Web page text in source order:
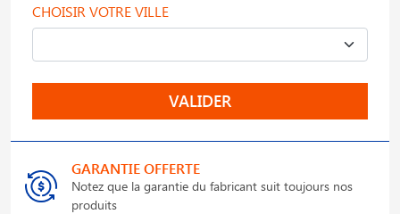
CHOISIR VOTRE VILLE
VALIDER
GARANTIE OFFERTE
Notez que la garantie du fabricant suit toujours nos
produits